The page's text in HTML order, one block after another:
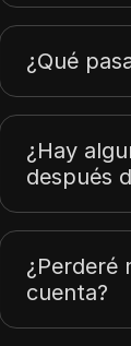
¿Qué
¿Hay
después
¿Perderé
cuenta?